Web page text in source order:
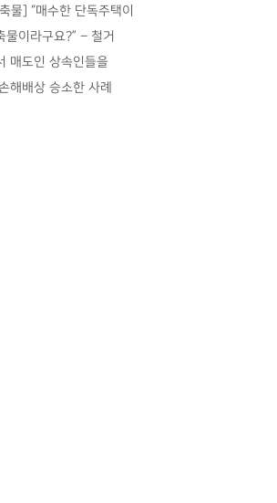
물] “매수한 단독주택이
물이라구요?” – 철거
매도인 상속인들을
해배상 승소한 사례